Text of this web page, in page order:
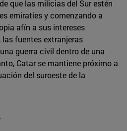
que las milicias del Sur estén
emiratíes y comenzando a
afín a sus intereses
fuentes extranjeras
guerra civil dentro de una
Catar se mantiene próximo a
del suroeste de la
.